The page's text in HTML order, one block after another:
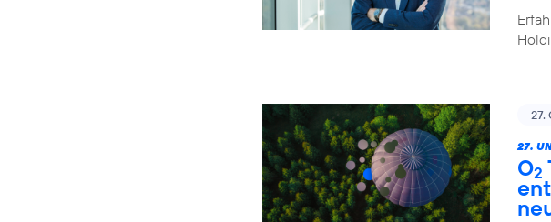
27.
27.
O2